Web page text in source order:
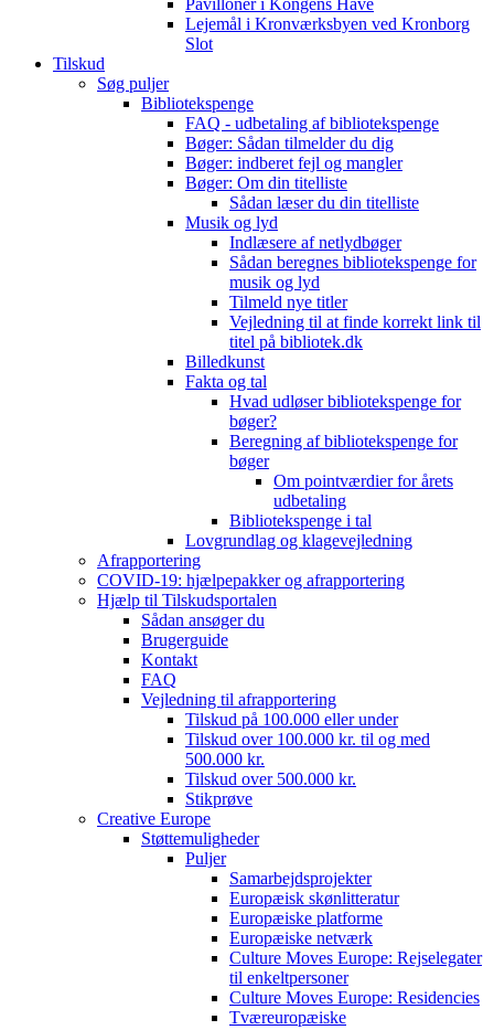
Pavilloner i Kongens Have
Lejemål i Kronværksbyen ved Kronborg
Slot
Tilskud
Søg puljer
Bibliotekspenge
FAQ - udbetaling af bibliotekspenge
Bøger: Sådan tilmelder du dig
Bøger: indberet fejl og mangler
Bøger: Om din titelliste
Sådan læser du din titelliste
Musik og lyd
Indlæsere af netlydbøger
Sådan beregnes bibliotekspenge for
musik og lyd
Tilmeld nye titler
Vejledning til at finde korrekt link til
titel på bibliotek.dk
Billedkunst
Fakta og tal
Hvad udløser bibliotekspenge for
bøger?
Beregning af bibliotekspenge for
bøger
Om pointværdier for årets
udbetaling
Bibliotekspenge i tal
Lovgrundlag og klagevejledning
Afrapportering
COVID-19: hjælpepakker og afrapportering
Hjælp til Tilskudsportalen
Sådan ansøger du
Brugerguide
Kontakt
FAQ
Vejledning til afrapportering
Tilskud på 100.000 eller under
Tilskud over 100.000 kr. til og med
500.000 kr.
Tilskud over 500.000 kr.
Stikprøve
Creative Europe
Støttemuligheder
Puljer
Samarbejdsprojekter
Europæisk skønlitteratur
Europæiske platforme
Europæiske netværk
Culture Moves Europe: Rejselegater
til enkeltpersoner
Culture Moves Europe: Residencies
Tværeuropæiske